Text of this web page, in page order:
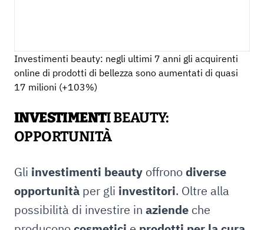
Investimenti beauty: negli ultimi 7 anni gli acquirenti
online di prodotti di bellezza sono aumentati di quasi
17 milioni (+103%)
INVESTIMENTI BEAUTY:
OPPORTUNITÀ
Gli investimenti beauty offrono diverse
opportunità per gli investitori. Oltre alla
possibilità di investire in aziende che